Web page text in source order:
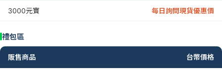
3000元寶 每日詢問現貨優惠價
禮包區
販售商品 台幣價格